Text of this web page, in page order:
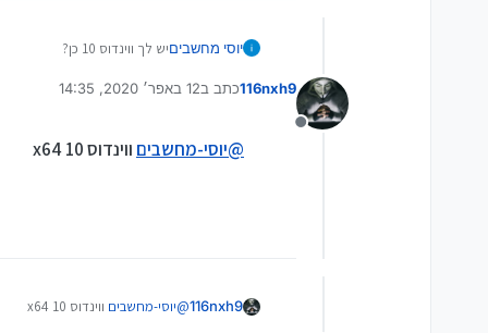
יוסי מחשביםיש לך ווינדוס 10 כן?
מנותק
116nxh9כתב ב12 באפר׳ 2020, 14:35
נערך לאחרונה על ידי
@יוסי-מחשבים ווינדוס 10 x64
116nxh9
@יוסי-מחשבים ווינדוס 10 x64